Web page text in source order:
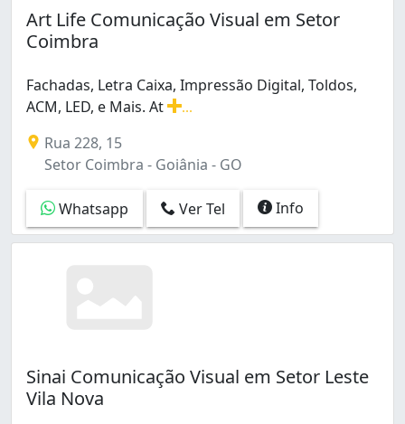
Art Life Comunicação Visual em Setor
Coimbra
Fachadas, Letra Caixa, Impressão Digital, Toldos,
ACM, LED, e Mais. At
Rua 228, 15
Setor Coimbra - Goiânia - GO
Whatsapp Ver Tel Info
Sinai Comunicação Visual em Setor Leste
Vila Nova